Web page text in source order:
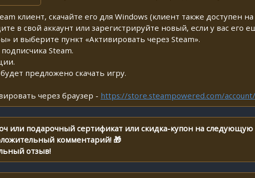
клиент, скачайте его для Windows (клиент также доступен
в свой аккаунт или зарегистрируйте новый, если у вас его
и выберите пункт «Активировать через Steam».
Steam.
предложено скачать игру.
через браузер - https://store.steampowered.com/
или подарочный сертификат или скидка-купон на
комментарий! 🎁
отзыв!